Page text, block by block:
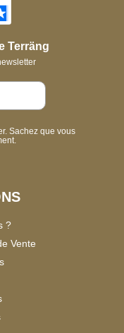
Terräng
Sachez que vous
?
Vente